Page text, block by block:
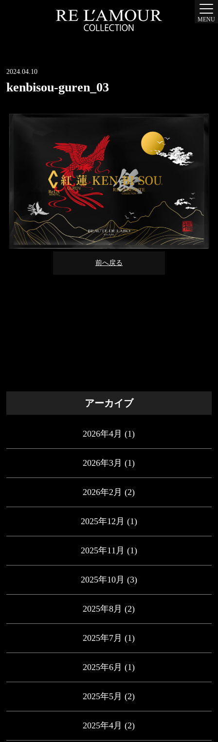
MENU
2024.04.10
kenbisou-guren_03
前へ戻る
アーカイブ
2026年4月 (1)
2026年3月 (1)
2026年2月 (2)
2025年12月 (1)
2025年11月 (1)
2025年10月 (3)
2025年8月 (2)
2025年7月 (1)
2025年6月 (1)
2025年5月 (2)
2025年4月 (2)